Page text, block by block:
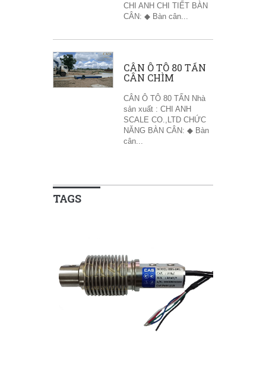
CHI ANH CHI TIẾT BÀN
CÂN: ◆ Bàn cân...
CÂN Ô TÔ 80 TẤN
CÂN CHÌM
CÂN Ô TÔ 80 TẤN Nhà
sản xuất : CHI ANH
SCALE CO.,LTD CHỨC
NĂNG BÀN CÂN: ◆ Bàn
cân...
TAGS